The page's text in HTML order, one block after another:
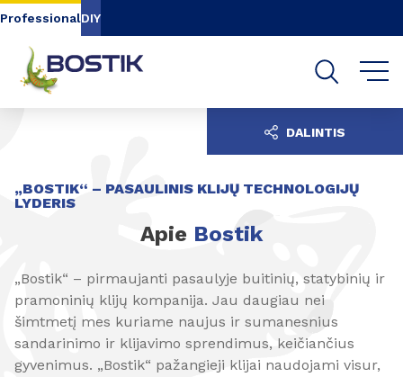
Go to content
ProfessionalDIY
„BOSTIK“ – PASAULINIS KLIJŲ TECHNOLOGIJŲ
LYDERIS
Apie Bostik
„Bostik“ – pirmaujanti pasaulyje buitinių, statybinių ir
pramoninių klijų kompanija. Jau daugiau nei
šimtmetį mes kuriame naujus ir sumanesnius
sandarinimo ir klijavimo sprendimus, keičiančius
gyvenimus. „Bostik“ pažangieji klijai naudojami visur,
DALINTIS